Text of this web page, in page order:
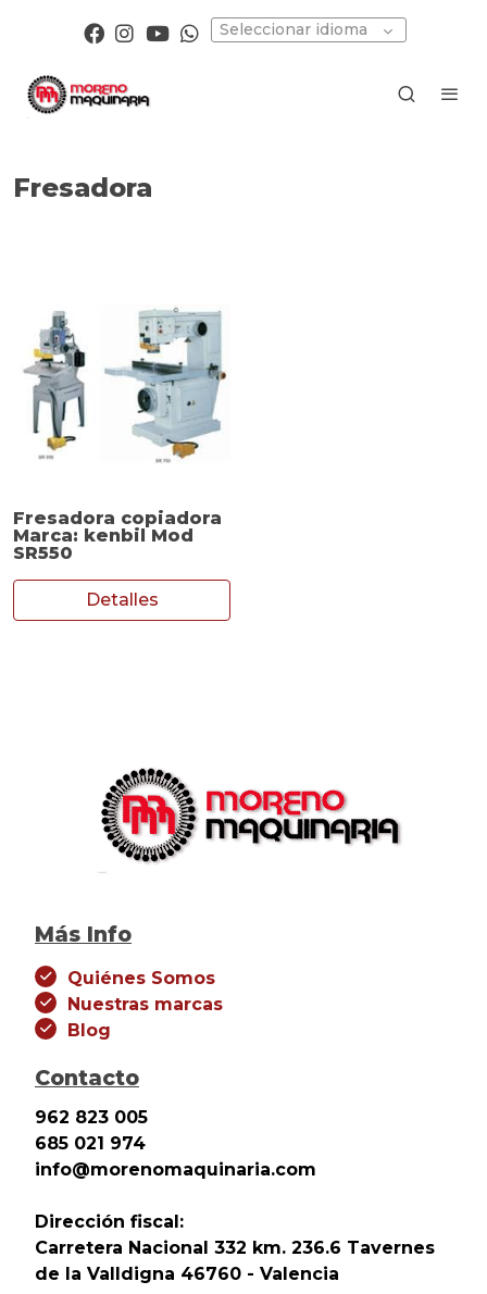
Seleccionar idioma
Fresadora
Fresadora copiadora
Marca: kenbil Mod
SR550
Detalles
Más Info
Quiénes Somos
Nuestras marcas
Blog
Contacto
962 823 005
685 021 974
info@morenomaquinaria.com
Dirección fiscal:
Carretera Nacional 332 km. 236.6 Tavernes
de la Valldigna 46760 - Valencia